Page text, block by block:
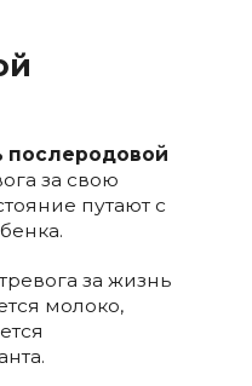
послеродовой
за свою
путают с
за жизнь
молоко,